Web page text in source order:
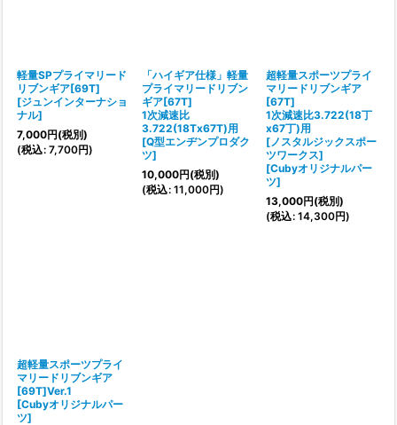
軽量SPプライマリード
リブンギア[69T]
[ジュンインターナショ
ナル]
7,000円(税別)
(税込: 7,700円)
「ハイギア仕様」軽量
プライマリードリブン
ギア[67T]
1次減速比
3.722(18Tx67T)用
[Q型エンヂンプロダク
ツ]
10,000円(税別)
(税込: 11,000円)
超軽量スポーツプライ
マリードリブンギア
[67T]
1次減速比3.722(18丁
x67丁)用
[ノスタルジックスポー
ツワークス]
[Cubyオリジナルパー
ツ]
13,000円(税別)
(税込: 14,300円)
超軽量スポーツプライ
マリードリブンギア
[69T]Ver.1
[Cubyオリジナルパー
ツ]